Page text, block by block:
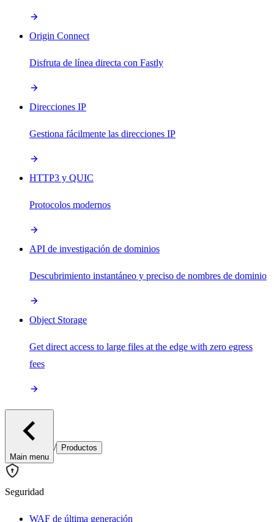
Origin Connect
Disfruta de línea directa con Fastly
Direcciones IP
Gestiona fácilmente las direcciones IP
HTTP3 y QUIC
Protocolos modernos
API de investigación de dominios
Descubrimiento instantáneo y preciso de nombres de dominio
Object Storage
Get direct access to large files at the edge with zero egress
fees
Main menu
/ Productos
Seguridad
WAF de última generación